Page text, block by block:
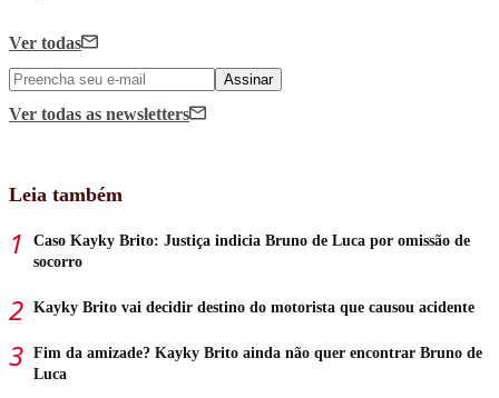
Ver todas
Assinar
Ver todas as newsletters
Leia também
Caso Kayky Brito: Justiça indicia Bruno de Luca por omissão de
socorro
Kayky Brito vai decidir destino do motorista que causou acidente
Fim da amizade? Kayky Brito ainda não quer encontrar Bruno de
Luca